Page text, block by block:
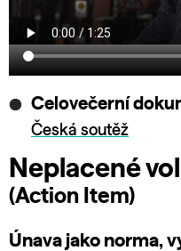
Celovečerní
Česká soutěž
Neplacené
(Action Item)
Únava jako norma,